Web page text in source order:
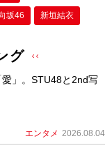
坂46 新垣結衣
グ
」。STU48と2nd写
エンタメ 2026.08.04